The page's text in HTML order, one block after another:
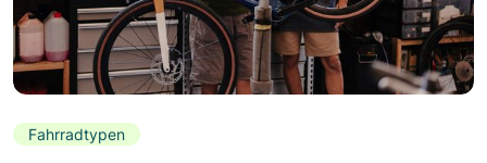
Fahrradtypen